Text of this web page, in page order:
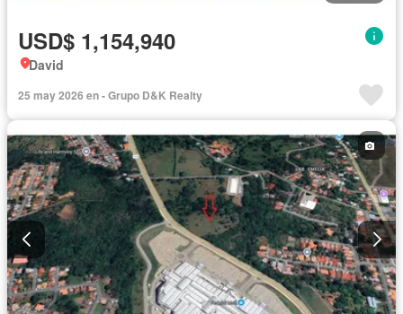
USD$ 1,154,940
David
25 may 2026 en - Grupo D&K Realty